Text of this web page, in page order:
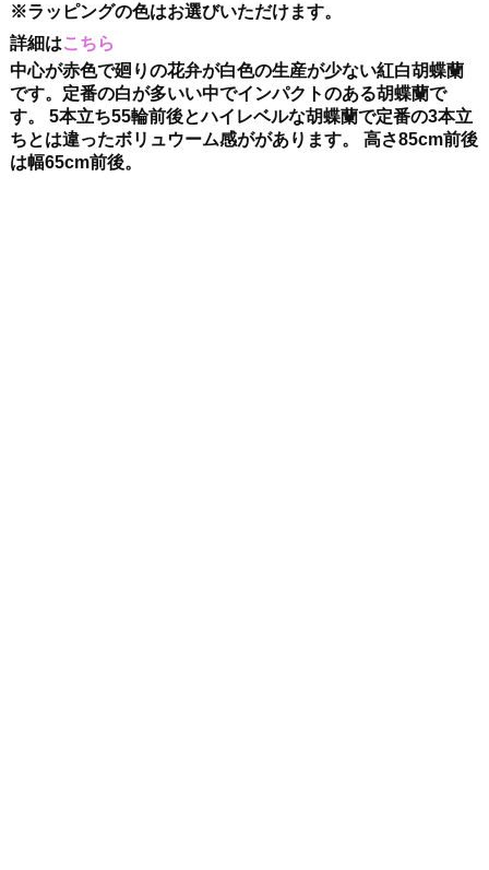
※ラッピングの色はお選びいただけます。
詳細はこちら
中心が赤色で廻りの花弁が白色の生産が少ない紅白胡蝶蘭
です。定番の白が多いい中でインパクトのある胡蝶蘭で
す。 5本立ち55輪前後とハイレベルな胡蝶蘭で定番の3本立
ちとは違ったボリュウーム感ががあります。 高さ85cm前後
は幅65cm前後。